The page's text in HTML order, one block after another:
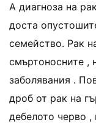
A диагноза на
доста
семейство. Рак
смъртоносните ,
заболявания .
дроб от рак на
дебелото черво ,